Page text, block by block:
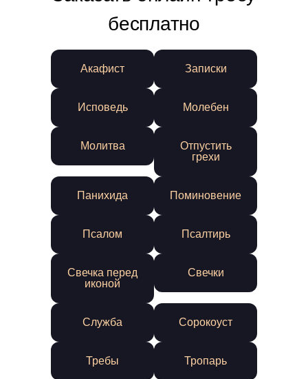
бесплатно
Акафист Записки
Исповедь Молебен
Молитва
Отпустить
грехи
Панихида Поминовение
Псалом Псалтирь
Свечка перед
иконой
Свечки
Служба Сорокоуст
Требы Тропарь